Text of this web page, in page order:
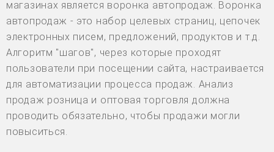
магазинах является воронка автопродаж. Воронка
автопродаж - это набор целевых страниц, цепочек
электронных писем, предложений, продуктов и т.д.
Алгоритм "шагов", через которые проходят
пользователи при посещении сайта, настраивается
для автоматизации процесса продаж. Анализ
продаж розница и оптовая торговля должна
проводить обязательно, чтобы продажи могли
повыситься.